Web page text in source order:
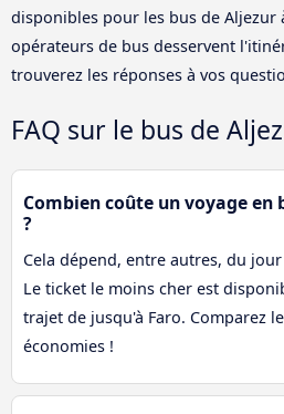
disponibles pour les bus de Aljezur
opérateurs de bus desservent
trouverez les réponses à vos
FAQ sur le bus de
Combien coûte un voyage en
?
Cela dépend, entre autres, du
Le ticket le moins cher est
trajet de jusqu'à Faro. Comparez
économies !